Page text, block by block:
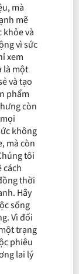
mà
mẽ
khỏe và
vì sức
xem
là một
và tạo
phẩm
còn
không
mà còn
tôi
cách
thời
Hãy
sống
Vì đối
trạng
phiêu
lai lý